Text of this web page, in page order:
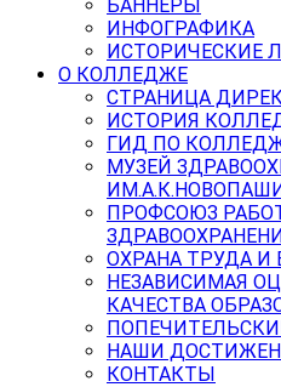
БАННЕРЫ
ИНФОГРАФИКА
ИСТОРИЧЕСКИЕ
О КОЛЛЕДЖЕ
СТРАНИЦА
ИСТОРИЯ
ГИД ПО
МУЗЕЙ
ПРОФСОЮЗ
ОХРАНА ТРУДА И
НЕЗАВИСИМАЯ
КАЧЕСТВА
НАШИ
КОНТАКТЫ